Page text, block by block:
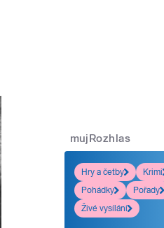
mujRozhlas
Hry a četby
Krimi
Pohádky
Pořady
Živé vysílání